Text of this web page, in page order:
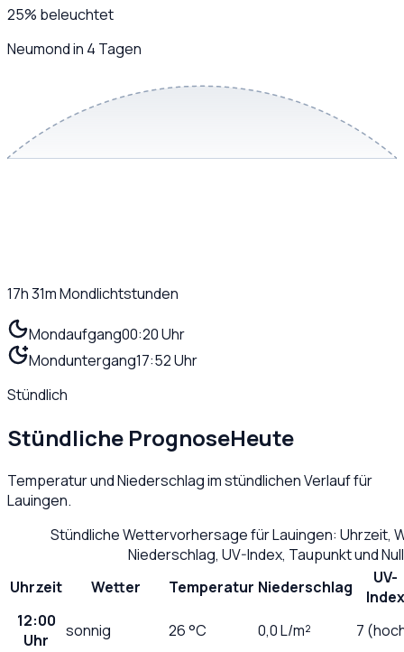
25% beleuchtet
Neumond in 4 Tagen
17h 31mMondlichtstunden
Mondaufgang00:20 Uhr
Monduntergang17:52 Uhr
Stündlich
Stündliche PrognoseHeute
Temperatur und Niederschlag im stündlichen Verlauf für
Lauingen.
Stündliche Wettervorhersage fürLauingen: Uhrzeit,
Niederschlag, UV-Index, Taupunkt und
Uhrzeit
Wetter Temperatur Niederschlag
UV-
Index
12:00
Uhr
sonnig 26°C 0,0L/m²
7